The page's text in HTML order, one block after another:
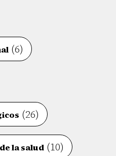
(6)
(26)
la salud (10)